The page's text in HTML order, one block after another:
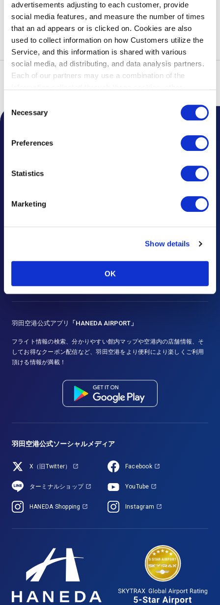
advertisements adjusting to each customer, provide
social media features, and measure the number of times
that an ad appears or is clicked on. Cookies are also
used to collect information on how Customers utilize the
Service, and this information is shared with various
social media, ad distributing, and data analysis partners.
Each of our partners may use a combination of the
well as other information collected by our partners when
Please see
Selection
Necessary
Preferences
Statistics
Marketing
Show details
OK
一覧に戻る
トップ 空港からのお知らせ 2026年
充電コーナーご利用時のお願
よくあるご質問
羽田空港公式アプリ 「HANEDA AIRPORT」
フライト情報の検索、分かりやすい館内マップや空港内の店舗情報、そ
してお得なクーポン配信など、羽田空港をより便利により楽しくご利用
頂ける情報が満載！
羽田空港公式ソーシャルメディア
X（旧Twitter） Facebook
ターミナルショップ YouTube
HANEDA Shopping Instagram